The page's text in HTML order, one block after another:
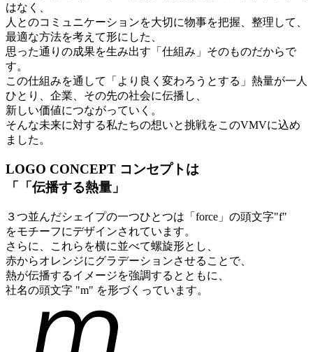
はなく、
人とのコミュニケーションを大切に物事を把握、整理して、
最適な方法を考えて形にした、
思った通りの成果を生み出す「仕組み」そのものだからで
す。
この仕組みを通して「より良く変わろうとする」熱量が一人
ひとり、企業、その先の社会に伝播し、
新しい価値につながっていく。
そんな未来に対する私たちの想いと挑戦をこのVMVに込め
ました。
LOGO CONCEPT コンセプトは
「
「 伝播する熱量」
３つ並んだシェイプの一つひとつは「force」の頭文字"f"
をモチーフにデザインされています。
さらに、これらを横に並べて螺旋形とし、
赤からオレンジにグラデーションさせることで、
熱が伝播するイメージを強調するとともに、
社名の頭文字 "m" を形づくっています。